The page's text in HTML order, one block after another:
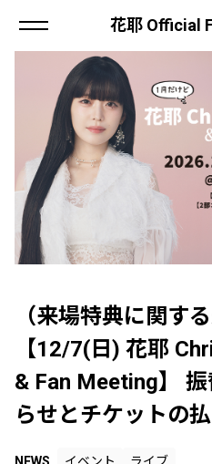
花耶 Official
（来場特典に関す
【12/7(日) 花耶
& Fan Meeting】
らせとチケットの
NEWS